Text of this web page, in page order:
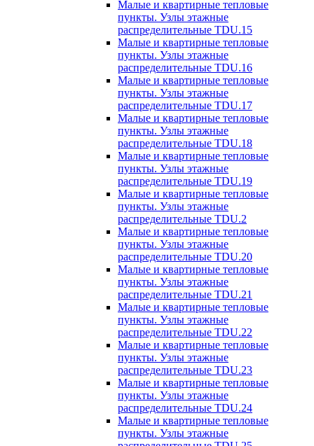
Малые и квартирные тепловые
пункты. Узлы этажные
распределительные TDU.15
Малые и квартирные тепловые
пункты. Узлы этажные
распределительные TDU.16
Малые и квартирные тепловые
пункты. Узлы этажные
распределительные TDU.17
Малые и квартирные тепловые
пункты. Узлы этажные
распределительные TDU.18
Малые и квартирные тепловые
пункты. Узлы этажные
распределительные TDU.19
Малые и квартирные тепловые
пункты. Узлы этажные
распределительные TDU.2
Малые и квартирные тепловые
пункты. Узлы этажные
распределительные TDU.20
Малые и квартирные тепловые
пункты. Узлы этажные
распределительные TDU.21
Малые и квартирные тепловые
пункты. Узлы этажные
распределительные TDU.22
Малые и квартирные тепловые
пункты. Узлы этажные
распределительные TDU.23
Малые и квартирные тепловые
пункты. Узлы этажные
распределительные TDU.24
Малые и квартирные тепловые
пункты. Узлы этажные